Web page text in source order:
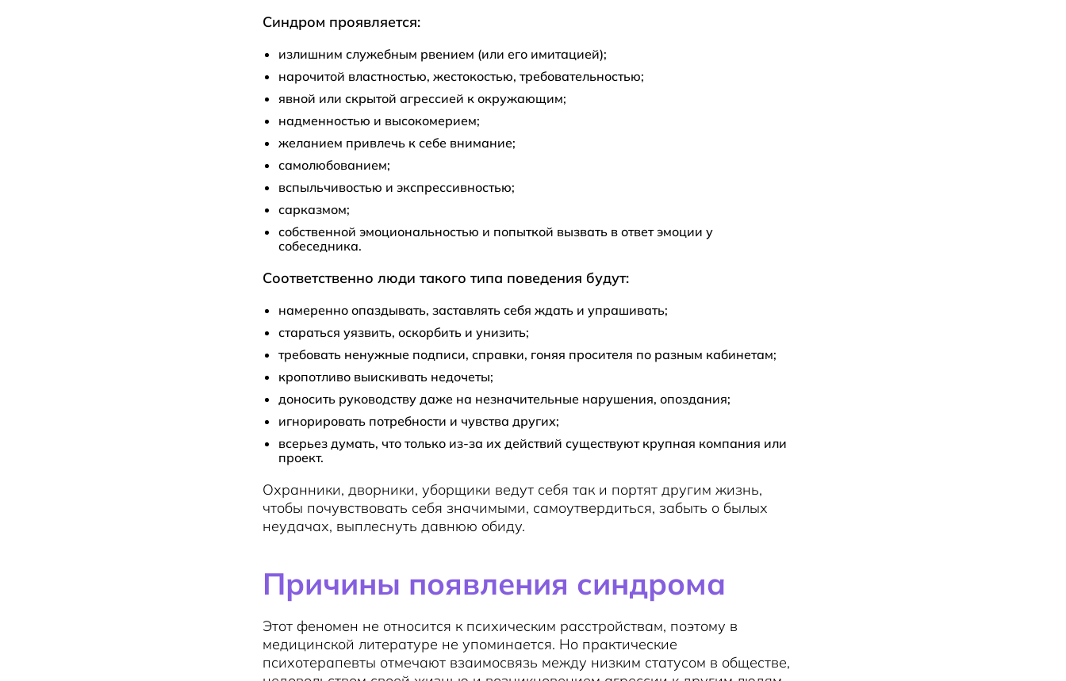
Синдром проявляется:
излишним служебным рвением (или его имитацией);
нарочитой властностью, жестокостью, требовательностью;
явной или скрытой агрессией к окружающим;
надменностью и высокомерием;
желанием привлечь к себе внимание;
самолюбованием;
вспыльчивостью и экспрессивностью;
сарказмом;
собственной эмоциональностью и попыткой вызвать в ответ эмоции у
собеседника.
Соответственно люди такого типа поведения будут:
намеренно опаздывать, заставлять себя ждать и упрашивать;
стараться уязвить, оскорбить и унизить;
требовать ненужные подписи, справки, гоняя просителя по разным кабинетам;
кропотливо выискивать недочеты;
доносить руководству даже на незначительные нарушения, опоздания;
игнорировать потребности и чувства других;
всерьез думать, что только из-за их действий существуют крупная компания или
проект.
Охранники, дворники, уборщики ведут себя так и портят другим жизнь,
чтобы почувствовать себя значимыми, самоутвердиться, забыть о былых
неудачах, выплеснуть давнюю обиду.
Причины появления синдрома
Этот феномен не относится к психическим расстройствам, поэтому в
медицинской литературе не упоминается. Но практические
психотерапевты отмечают взаимосвязь между низким статусом в обществе,